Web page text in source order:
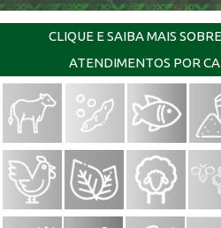
CLIQUE E SAIBA MAIS
ATENDIMENTOS POR